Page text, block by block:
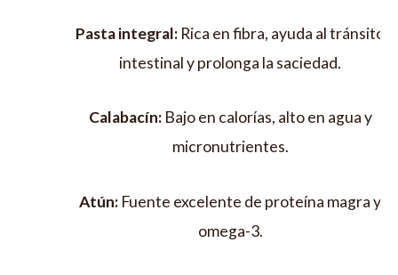
Pasta integral: Rica en fibra, ayuda al tránsito
intestinal y prolonga la saciedad.
Calabacín:Bajo en calorías, alto en agua y
micronutrientes.
Atún: Fuente excelente de proteína magra y
omega-3.